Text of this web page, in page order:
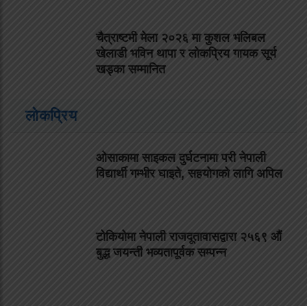
चैत्राष्टमी मेला २०२६ मा कुशल भलिबल
खेलाडी भविन थापा र लोकप्रिय गायक सूर्य
खड्का सम्मानित
लोकप्रिय
ओसाकामा साइकल दुर्घटनामा परी नेपाली
विद्यार्थी गम्भीर घाइते, सहयोगको लागि अपिल
टोकियोमा नेपाली राजदूतावासद्वारा २५६९ औं
बुद्ध जयन्ती भव्यतापूर्वक सम्पन्न